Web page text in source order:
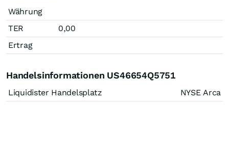
Währung
TER
0,00
Ertrag
Handelsinformationen US46654Q5751
Liquidister Handelsplatz NYSE Arca